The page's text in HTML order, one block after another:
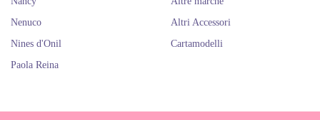
Nenuco
Nines d'Onil
Paola Reina
Altri Accessori
Cartamodelli